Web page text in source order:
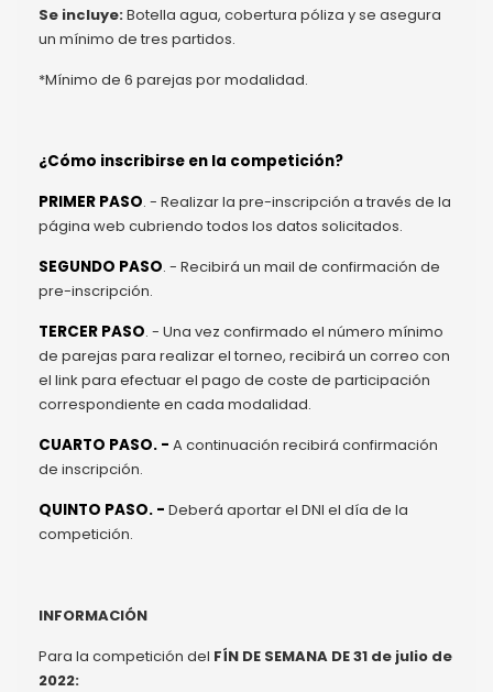
Se incluye:Botella agua, cobertura póliza y se asegura
un mínimo de tres partidos.
*Mínimo de 6 parejas por modalidad.
¿Cómo inscribirse en la competición?
PRIMER PASO. - Realizar la pre-inscripción a través de la
página web cubriendo todos los datos solicitados.
SEGUNDO PASO. - Recibirá un mail de confirmación de
pre-inscripción.
TERCER PASO. - Una vez confirmado el número mínimo
de parejas para realizar el torneo, recibirá un correo con
el link para efectuar el pago de coste de participación
correspondiente en cada modalidad.
CUARTO PASO. - A continuación recibirá confirmación
de inscripción.
QUINTO PASO. - Deberá aportar el DNI el día de la
competición.
INFORMACIÓN
Para la competición del FÍN DE SEMANA DE 31 de julio de
2022: